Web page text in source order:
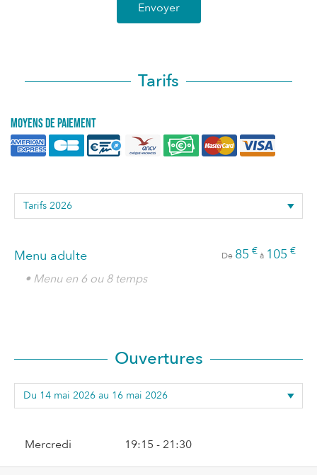
Envoyer
Tarifs
Moyens de paiement
Menu adulte De 85 €à 105 €
• Menu en 6 ou 8 temps
Ouvertures
Mercredi 19:15 - 21:30